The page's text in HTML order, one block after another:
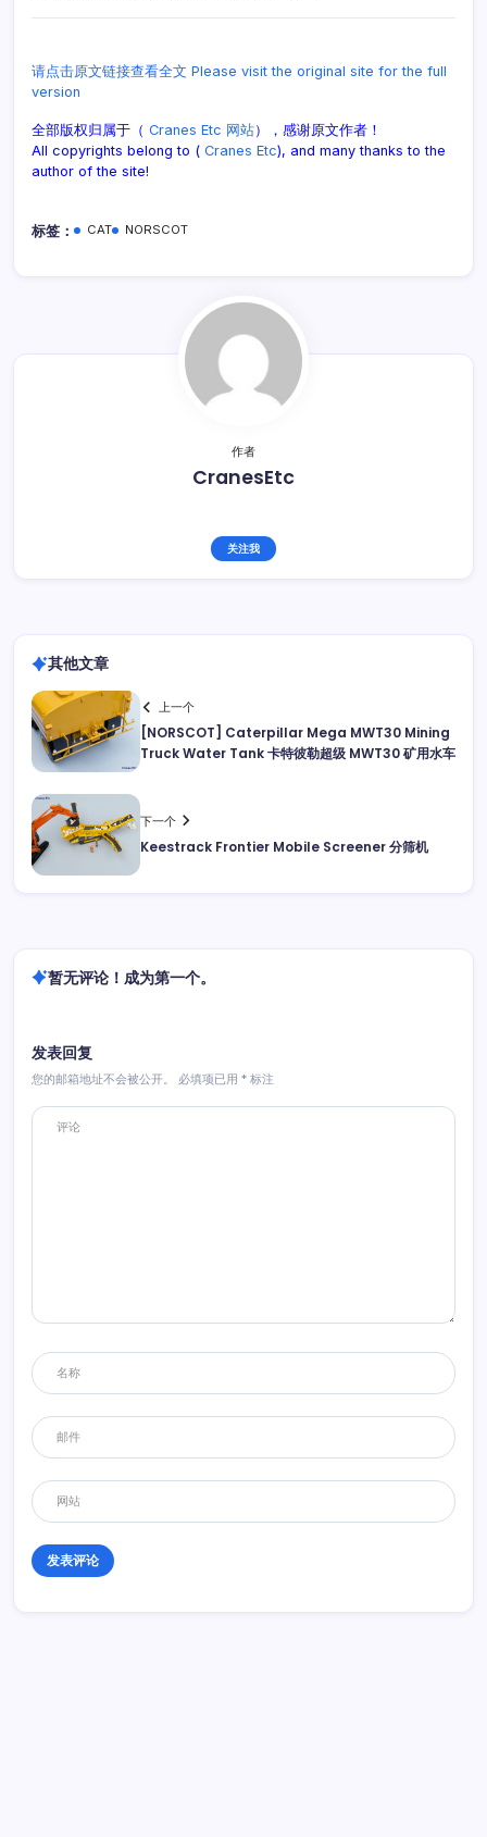
请点击原文链接查看全文 Please visit the original site for the full
version
全部版权归属于（ Cranes Etc 网站），感谢原文作者！
All copyrights belong to ( Cranes Etc), and many thanks to the
author of the site!
标签： CAT NORSCOT
作者
CranesEtc
关注我
其他文章
上一个
[NORSCOT] Caterpillar Mega MWT30 Mining
Truck Water Tank 卡特彼勒超级 MWT30 矿用水车
下一个
Keestrack Frontier Mobile Screener 分筛机
暂无评论！成为第一个。
发表回复
您的邮箱地址不会被公开。 必填项已用 * 标注